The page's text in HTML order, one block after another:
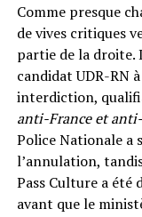
Comme presque
de vives critiques
partie de la droite.
candidat UDR-RN
interdiction,
anti-France et
Police Nationale a
l’annulation,
Pass Culture a été
avant que le